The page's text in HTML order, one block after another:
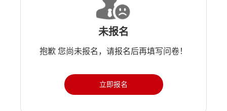
未报名
抱歉 您尚未报名，请报名后再填写问卷！
立即报名